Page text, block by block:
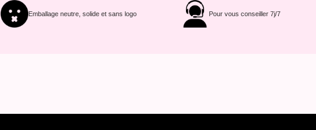
Emballage neutre, solide et sans logo Pour vous conseiller 7j/7